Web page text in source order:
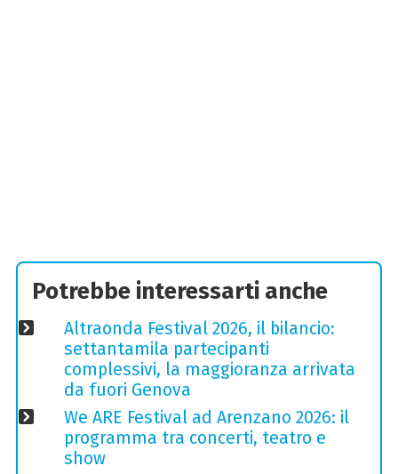
Potrebbe interessarti anche
Altraonda Festival 2026, il bilancio:
settantamila partecipanti
complessivi, la maggioranza arrivata
da fuori Genova
We ARE Festival ad Arenzano 2026: il
programma tra concerti, teatro e
show